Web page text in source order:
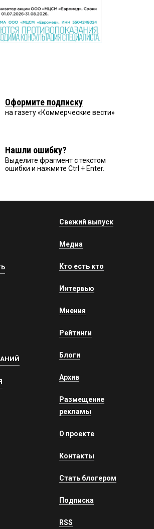
Оформите подписку
на газету «Коммерческие вести»
Нашли ошибку?
Выделите фрагмент с текстом
ошибки и нажмите Ctrl + Enter.
Свежий выпуск
Медиа
Кто есть кто
Интервью
Мнения
Рейтинги
Блоги
Архив
Размещение
рекламы
О проекте
Контакты
Стать блогером
Подписка
RSS